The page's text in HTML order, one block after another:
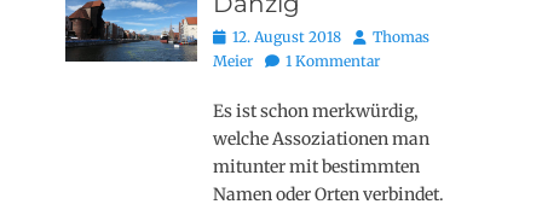
Posted
on
12. August 2018 AutorThomas
Meier
1 Kommentar
Es ist schon merkwürdig,
welche Assoziationen man
mitunter mit bestimmten
Namen oder Orten verbindet.